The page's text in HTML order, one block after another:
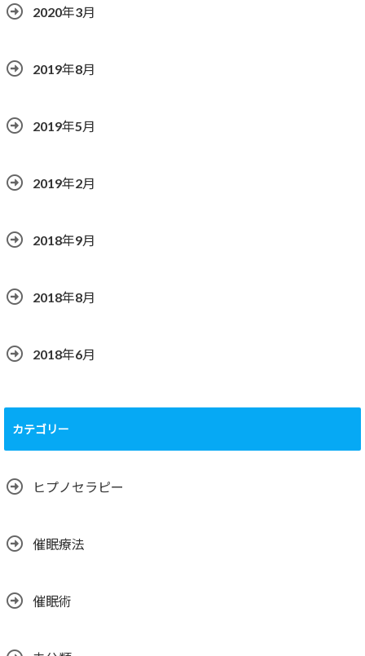
2020年3月
2019年8月
2019年5月
2019年2月
2018年9月
2018年8月
2018年6月
カテゴリー
ヒプノセラピー
催眠療法
催眠術